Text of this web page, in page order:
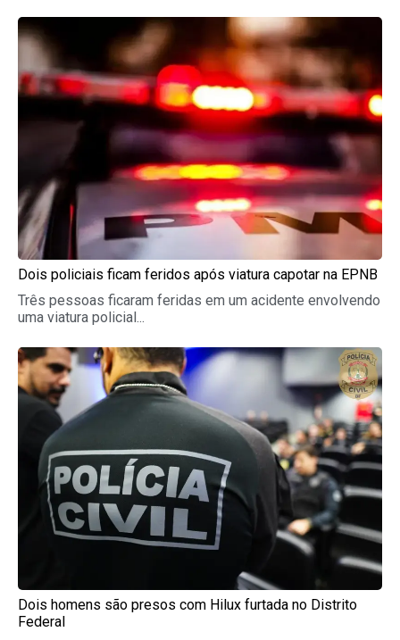
Dois policiais ficam feridos após viatura capotar na EPNB
Três pessoas ficaram feridas em um acidente envolvendo
uma viatura policial...
Dois homens são presos com Hilux furtada no Distrito
Federal